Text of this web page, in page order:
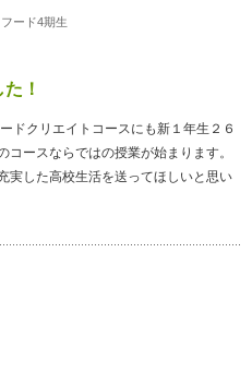
フード4期生
！
ドクリエイトコースにも新１年生２６
ースならではの授業が始まります。
実した高校生活を送ってほしいと思い